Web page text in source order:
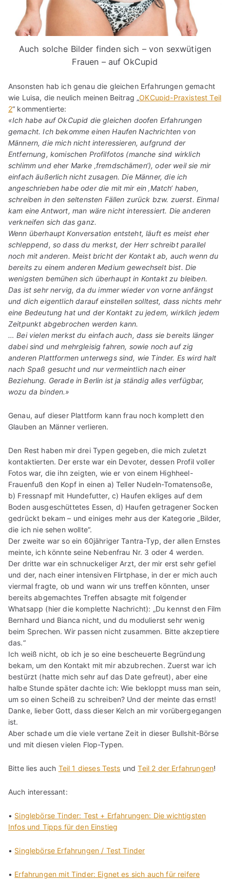
Auch solche Bilder finden sich – von sexwütigen
Frauen – auf OkCupid
Ansonsten hab ich genau die gleichen Erfahrungen gemacht
wie Luisa, die neulich meinen Beitrag „OKCupid-Praxistest Teil
2“ kommentierte:
«Ich habe auf OkCupid die gleichen doofen Erfahrungen
gemacht. Ich bekomme einen Haufen Nachrichten von
Männern, die mich nicht interessieren, aufgrund der
Entfernung, komischen Profilfotos (manche sind wirklich
schlimm und eher Marke ‚fremdschämen‘), oder weil sie mir
einfach äußerlich nicht zusagen. Die Männer, die ich
angeschrieben habe oder die mit mir ein ‚Match‘ haben,
schreiben in den seltensten Fällen zurück bzw. zuerst. Einmal
kam eine Antwort, man wäre nicht interessiert. Die anderen
verkneifen sich das ganz.
Wenn überhaupt Konversation entsteht, läuft es meist eher
schleppend, so dass du merkst, der Herr schreibt parallel
noch mit anderen. Meist bricht der Kontakt ab, auch wenn du
bereits zu einem anderen Medium gewechselt bist. Die
wenigsten bemühen sich überhaupt in Kontakt zu bleiben.
Das ist sehr nervig, da du immer wieder von vorne anfängst
und dich eigentlich darauf einstellen solltest, dass nichts mehr
eine Bedeutung hat und der Kontakt zu jedem, wirklich jedem
Zeitpunkt abgebrochen werden kann.
… Bei vielen merkst du einfach auch, dass sie bereits länger
dabei sind und mehrgleisig fahren, sowie noch auf zig
anderen Plattformen unterwegs sind, wie Tinder. Es wird halt
nach Spaß gesucht und nur vermeintlich nach einer
Beziehung. Gerade in Berlin ist ja ständig alles verfügbar,
wozu da binden.»
Genau, auf dieser Plattform kann frau noch komplett den
Glauben an Männer verlieren.
Den Rest haben mir drei Typen gegeben, die mich zuletzt
kontaktierten. Der erste war ein Devoter, dessen Profil voller
Fotos war, die ihn zeigten, wie er von einem Highheel-
Frauenfuß den Kopf in einen a) Teller Nudeln-Tomatensoße,
b) Fressnapf mit Hundefutter, c) Haufen ekliges auf dem
Boden ausgeschüttetes Essen, d) Haufen getragener Socken
gedrückt bekam – und einiges mehr aus der Kategorie „Bilder,
die ich nie sehen wollte“.
Der zweite war so ein 60jähriger Tantra-Typ, der allen Ernstes
meinte, ich könnte seine Nebenfrau Nr. 3 oder 4 werden.
Der dritte war ein schnuckeliger Arzt, der mir erst sehr gefiel
und der, nach einer intensiven Flirtphase, in der er mich auch
viermal fragte, ob und wann wir uns treffen könnten, unser
bereits abgemachtes Treffen absagte mit folgender
Whatsapp (hier die komplette Nachricht): „Du kennst den Film
Bernhard und Bianca nicht, und du modulierst sehr wenig
beim Sprechen. Wir passen nicht zusammen. Bitte akzeptiere
das.“
Ich weiß nicht, ob ich je so eine bescheuerte Begründung
bekam, um den Kontakt mit mir abzubrechen. Zuerst war ich
bestürzt (hatte mich sehr auf das Date gefreut), aber eine
halbe Stunde später dachte ich: Wie bekloppt muss man sein,
um so einen Scheiß zu schreiben? Und der meinte das ernst!
Danke, lieber Gott, dass dieser Kelch an mir vorübergegangen
ist.
Aber schade um die viele vertane Zeit in dieser Bullshit-Börse
und mit diesen vielen Flop-Typen.
Bitte lies auch Teil 1 dieses Tests undTeil 2 der Erfahrungen!
Auch interessant:
• Singlebörse Tinder: Test + Erfahrungen: Die wichtigsten
Infos und Tipps für den Einstieg
• Singlebörse Erfahrungen / Test Tinder
• Erfahrungen mit Tinder: Eignet es sich auch für reifere